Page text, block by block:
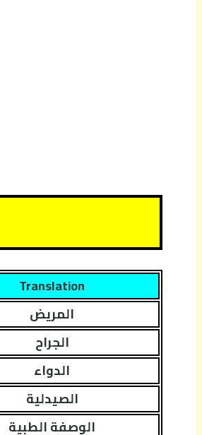
Translation
المريض
الجراح
الدواء
الصيدلية
الوصفة الطبية